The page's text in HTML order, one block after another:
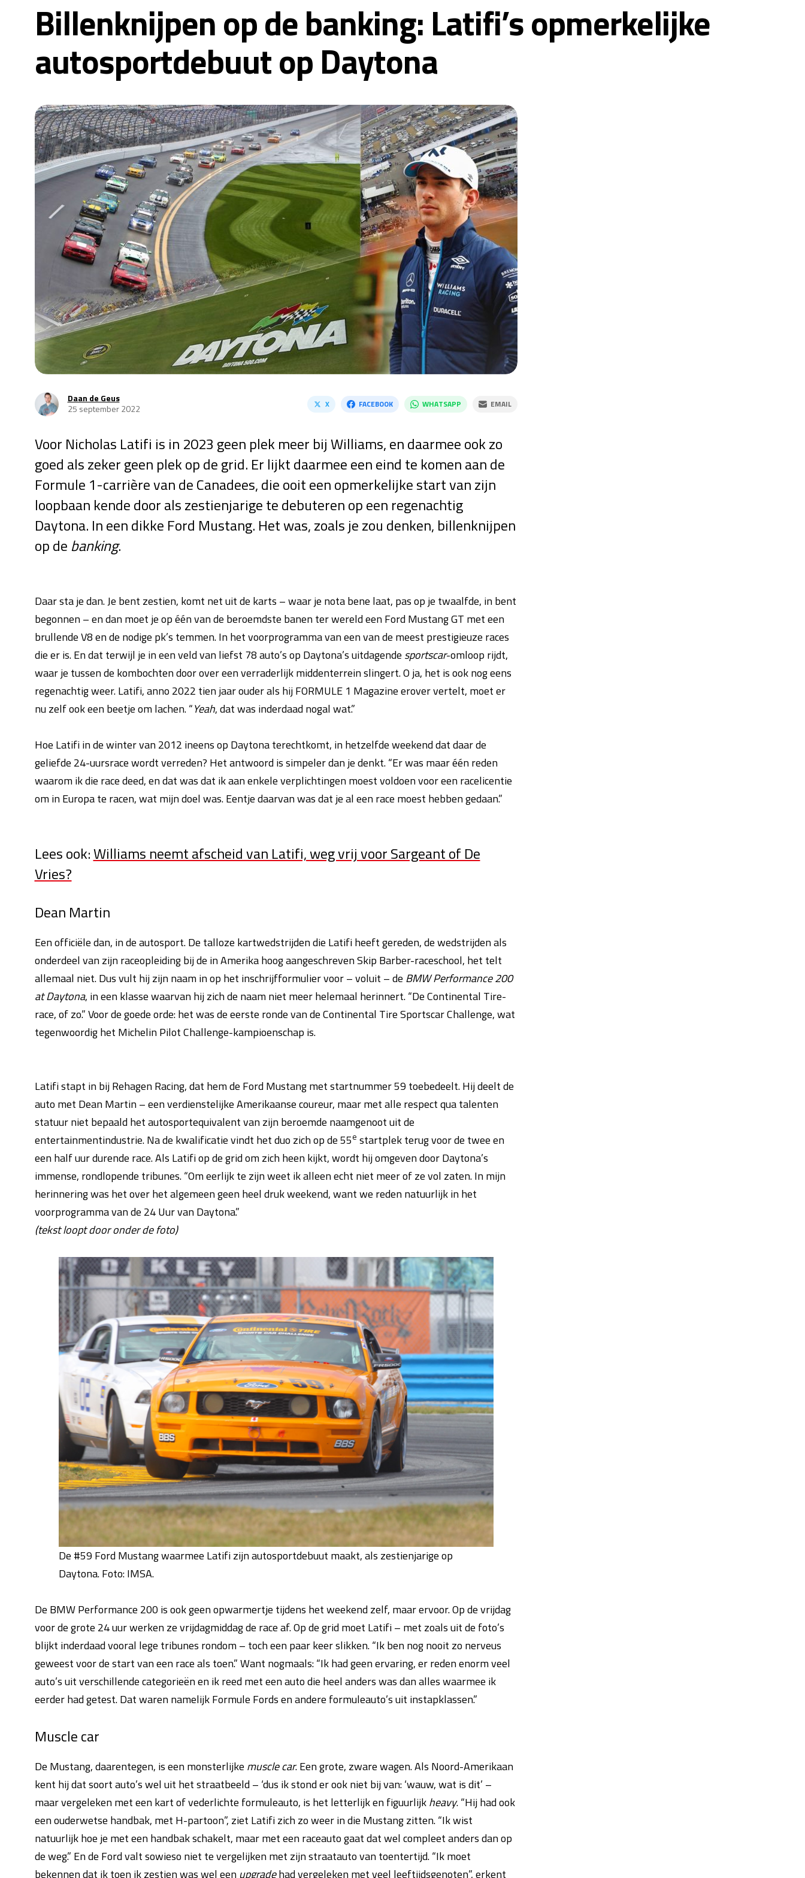
Billenknijpen op de banking: Latifi’s opmerkelijke
autosportdebuut op Daytona
Daan de Geus
25 september 2022
X FACEBOOK WHATSAPP EMAIL
Voor Nicholas Latifi is in 2023 geen plek meer bij Williams, en daarmee ook zo
goed als zeker geen plek op de grid. Er lijkt daarmee een eind te komen aan de
Formule 1-carrière van de Canadees, die ooit een opmerkelijke start van zijn
loopbaan kende door als zestienjarige te debuteren op een regenachtig
Daytona. In een dikke Ford Mustang. Het was, zoals je zou denken, billenknijpen
op debanking.
Daar sta je dan. Je bent zestien, komt net uit de karts – waar je nota bene laat, pas op je twaalfde, in bent
begonnen – en dan moet je op één van de beroemdste banen ter wereld een Ford Mustang GT met een
brullende V8 en de nodige pk’s temmen. In het voorprogramma van een van de meest prestigieuze races
die er is. En dat terwijl je in een veld van liefst 78 auto’s op Daytona’s uitdagende sportscar-omloop rijdt,
waar je tussen de kombochten door over een verraderlijk middenterrein slingert. O ja, het is ook nog eens
regenachtig weer. Latifi, anno 2022 tien jaar ouder als hij FORMULE 1 Magazine erover vertelt, moet er
nu zelf ook een beetje om lachen. “Yeah, dat was inderdaad nogal wat.”
Hoe Latifi in de winter van 2012 ineens op Daytona terechtkomt, in hetzelfde weekend dat daar de
geliefde 24-uursrace wordt verreden? Het antwoord is simpeler dan je denkt. “Er was maar één reden
waarom ik die race deed, en dat was dat ik aan enkele verplichtingen moest voldoen voor een racelicentie
om in Europa te racen, wat mijn doel was. Eentje daarvan was dat je al een race moest hebben gedaan.”
Lees ook:Williams neemt afscheid van Latifi, weg vrij voor Sargeant of De
Vries?
Dean Martin
Een officiële dan, in de autosport. De talloze kartwedstrijden die Latifi heeft gereden, de wedstrijden als
onderdeel van zijn raceopleiding bij de in Amerika hoog aangeschreven Skip Barber-raceschool, het telt
allemaal niet. Dus vult hij zijn naam in op het inschrijfformulier voor – voluit – de BMW Performance 200
at Daytona, in een klasse waarvan hij zich de naam niet meer helemaal herinnert. “De Continental Tire-
race, of zo.” Voor de goede orde: het was de eerste ronde van de Continental Tire Sportscar Challenge, wat
tegenwoordig het Michelin Pilot Challenge-kampioenschap is.
Latifi stapt in bij Rehagen Racing, dat hem de Ford Mustang met startnummer 59 toebedeelt. Hij deelt de
auto met Dean Martin – een verdienstelijke Amerikaanse coureur, maar met alle respect qua talenten
statuur niet bepaald het autosportequivalent van zijn beroemde naamgenoot uit de
entertainmentindustrie. Na de kwalificatie vindt het duo zich op de 55e startplek terug voor de twee en
een half uur durende race. Als Latifi op de grid om zich heen kijkt, wordt hij omgeven door Daytona’s
immense, rondlopende tribunes. “Om eerlijk te zijn weet ik alleen echt niet meer of ze vol zaten. In mijn
herinnering was het over het algemeen geen heel druk weekend, want we reden natuurlijk in het
voorprogramma van de 24 Uur van Daytona.”
(tekst loopt door onder de foto)
De #59 Ford Mustang waarmee Latifi zijn autosportdebuut maakt, als zestienjarige op
Daytona. Foto: IMSA.
De BMW Performance 200 is ook geen opwarmertje tijdens het weekend zelf, maar ervoor. Op de vrijdag
voor de grote 24 uur werken ze vrijdagmiddag de race af. Op de grid moet Latifi – met zoals uit de foto’s
blijkt inderdaad vooral lege tribunes rondom – toch een paar keer slikken. “Ik ben nog nooit zo nerveus
geweest voor de start van een race als toen.” Want nogmaals: “Ik had geen ervaring, er reden enorm veel
auto’s uit verschillende categorieën en ik reed met een auto die heel anders was dan alles waarmee ik
eerder had getest. Dat waren namelijk Formule Fords en andere formuleauto’s uit instapklassen.”
Muscle car
De Mustang, daarentegen, is een monsterlijke muscle car. Een grote, zware wagen. Als Noord-Amerikaan
kent hij dat soort auto’s wel uit het straatbeeld – ‘dus ik stond er ook niet bij van: ‘wauw, wat is dit’ –
maar vergeleken met een kart of vederlichte formuleauto, is het letterlijk en figuurlijkheavy. “Hij had ook
een ouderwetse handbak, met H-partoon”, ziet Latifi zich zo weer in die Mustang zitten. “Ik wist
natuurlijk hoe je met een handbak schakelt, maar met een raceauto gaat dat wel compleet anders dan op
de weg.” En de Ford valt sowieso niet te vergelijken met zijn straatauto van toentertijd. “Ik moet
bekennen dat ik toen ik zestien was wel eenupgradehad vergeleken met veel leeftijdsgenoten”, erkent